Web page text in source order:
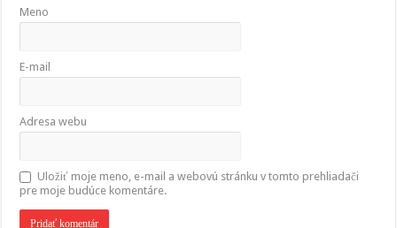
Meno
E-mail
Adresa webu
Uložiť moje meno, e-mail a webovú stránku v tomto prehliadači
pre moje budúce komentáre.